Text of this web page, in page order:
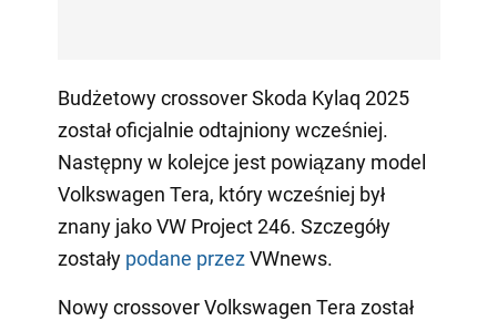
Budżetowy crossover Skoda Kylaq 2025
został oficjalnie odtajniony wcześniej.
Następny w kolejce jest powiązany model
Volkswagen Tera, który wcześniej był
znany jako VW Project 246. Szczegóły
zostały podane przezVWnews.
Nowy crossover Volkswagen Tera został